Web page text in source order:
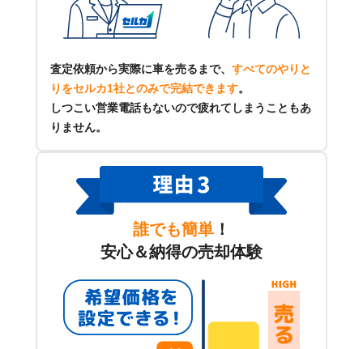
査定依頼から実際に車を売るまで、 すべてのやりと
りをセルカ1社とのみで完結できます。
しつこい営業電話もないので疲れてしまうこともあ
りません。
誰でも簡単 ！
安心＆納得の売却体験